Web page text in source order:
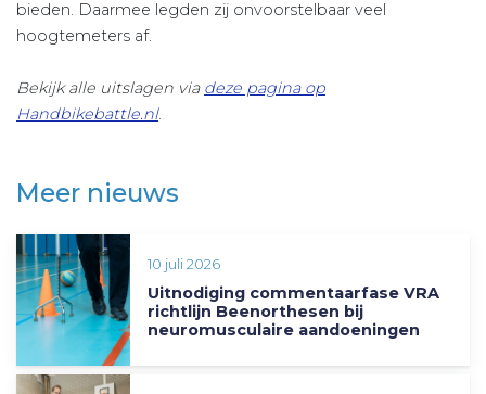
bieden. Daarmee legden zij onvoorstelbaar veel
hoogtemeters af.
Bekijk alle uitslagen via deze pagina op
Handbikebattle.nl.
Meer nieuws
10 juli 2026
Uitnodiging commentaarfase VRA
richtlijn Beenorthesen bij
neuromusculaire aandoeningen